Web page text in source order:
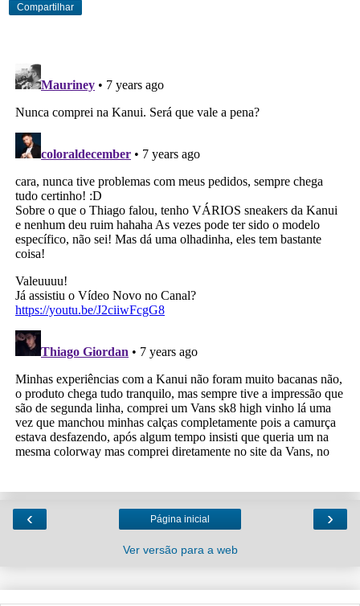
Compartilhar
‹ ›
Página inicial
Ver versão para a web